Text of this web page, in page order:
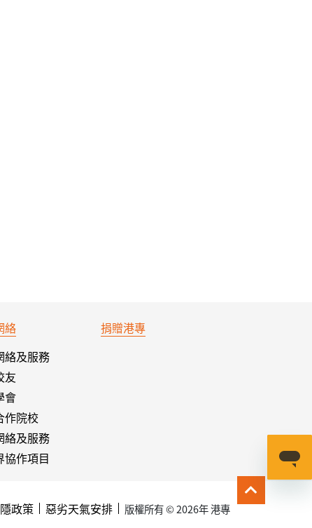
絡
絡及服務
友
會
作院校
絡及服務
協作項目
捐贈港專
政策 惡劣天氣安排 版權所有 © 2026年 港專